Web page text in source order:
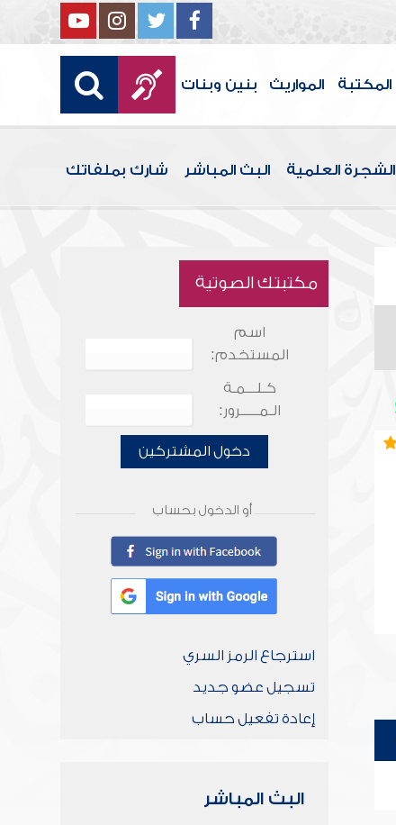
المكتبة المواريث بنين وبنات
الشجرة العلمية البث المباشر شارك بملفاتك
مكتبتك الصوتية
اسم
المستخدم:
كـلـــمـة
الـمـــــرور:
دخول المشتركين
أو الدخول بحساب
استرجاع الرمز السري
تسجيل عضو جديد
إعادة تفعيل حساب
البث المباشر